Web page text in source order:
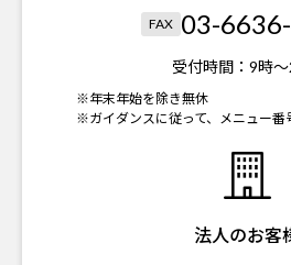
FAX 03-
受付時間： 9時
※年末年始を除き無休
※ガイダンスに従って、メニュー番
法人のお客